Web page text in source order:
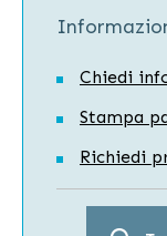
Chiedi
Stampa
Richiedi